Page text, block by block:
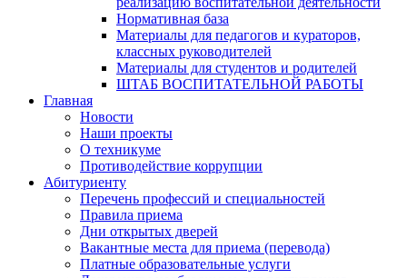
Нормативная база
Материалы для педагогов и кураторов,
классных руководителей
Материалы для студентов и родителей
ШТАБ ВОСПИТАТЕЛЬНОЙ РАБОТЫ
Главная
Новости
Наши проекты
О техникуме
Противодействие коррупции
Абитуриенту
Перечень профессий и специальностей
Правила приема
Дни открытых дверей
Вакантные места для приема (перевода)
Платные образовательные услуги